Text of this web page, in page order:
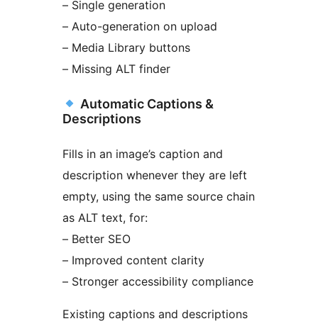
– Single generation
– Auto-generation on upload
– Media Library buttons
– Missing ALT finder
Automatic Captions &
Descriptions
Fills in an image’s caption and
description whenever they are left
empty, using the same source chain
as ALT text, for:
– Better SEO
– Improved content clarity
– Stronger accessibility compliance
Existing captions and descriptions